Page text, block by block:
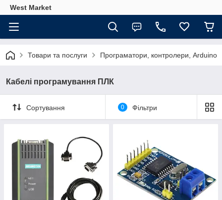
West Market
Товари та послуги Програматори, контролери, Arduino
Кабелі програмування ПЛК
Сортування 0 Фільтри